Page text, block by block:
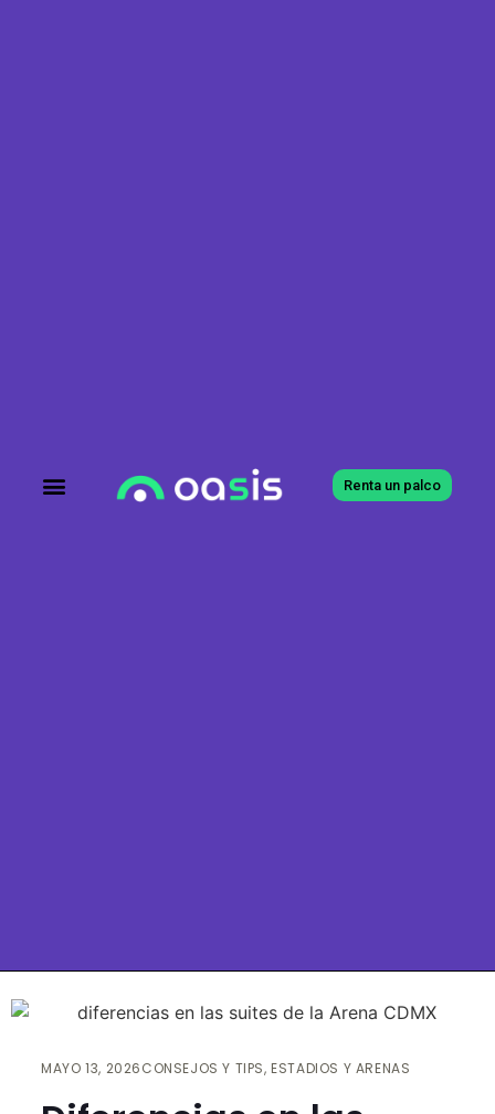
Renta un palco
MAYO 13, 2026CONSEJOS Y TIPS,ESTADIOS Y ARENAS